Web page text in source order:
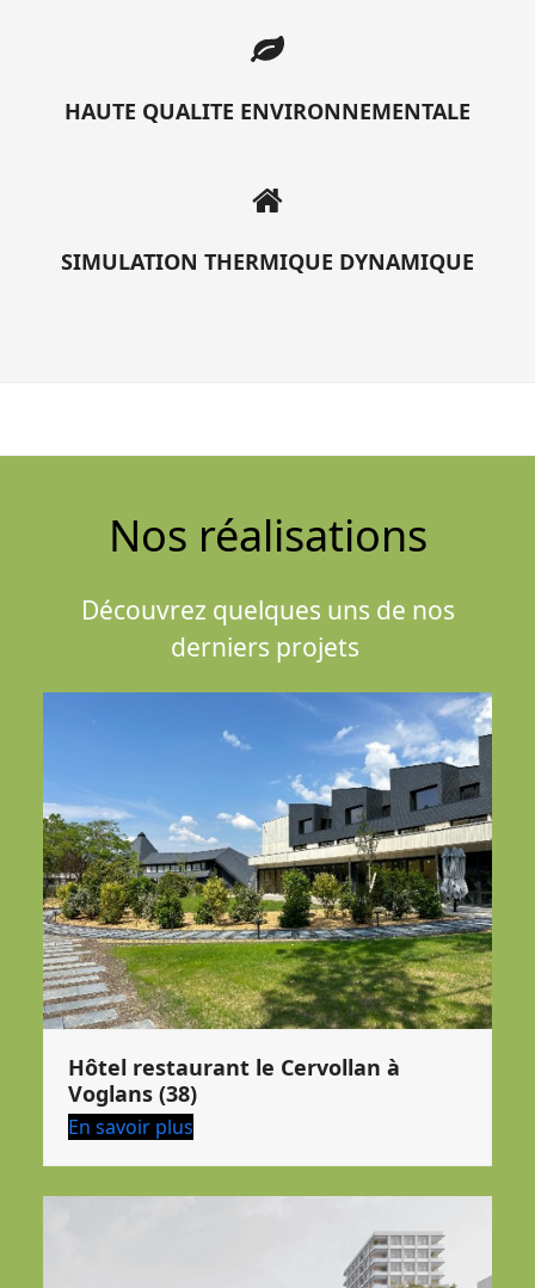
HAUTE QUALITE ENVIRONNEMENTALE
SIMULATION THERMIQUE DYNAMIQUE
Nos réalisations
Découvrez quelques uns de nos
derniers projets
Hôtel restaurant le Cervollan à
Voglans (38)
En savoir plus